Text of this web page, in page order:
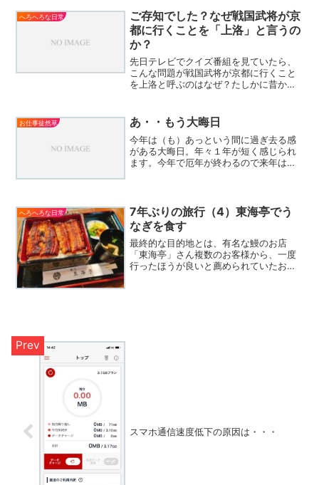
ENVY4500 A9T8...
へろへろな日常
ご存知でした？なぜ戦国武将が京
都に行くことを「上洛」と言うの
か？
先日テレビでクイズ番組を見ていたら、
こんな問題が戦国武将が京都に行くこと
を上洛と呼ぶのはなぜ？たしかに昔から
Wikipediaより引用）上洛の「洛」は「洛
陽」を意味する。平安...
お仕事徒然草 あ・・もう大晦日
今年は（も）あっという間に過ぎ去る感
がある大晦日。年々１年が短く感じられ
ます。今年で厄年が終わるので来年は何
地獄と天国を味わう（2...
へろへろな日常
7年ぶりの旅行（4）東海亭でう
なぎを食す
最終的な目的地とは、有名な鰻のお店
「東海亭」さん複数のお客様から、一度
行ったほうが良いと薦められていたお店
スマホ通信速度低下の原因は・・・